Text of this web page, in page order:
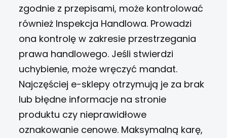
zgodnie z przepisami, może kontrolować
również Inspekcja Handlowa. Prowadzi
ona kontrolę w zakresie przestrzegania
prawa handlowego. Jeśli stwierdzi
uchybienie, może wręczyć mandat.
Najczęściej e-sklepy otrzymują je za brak
lub błędne informacje na stronie
produktu czy nieprawidłowe
oznakowanie cenowe. Maksymalną karę,